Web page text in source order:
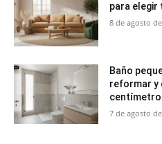
para elegir
8 de agosto
Baño
reformar y
centímetro
7 de agosto